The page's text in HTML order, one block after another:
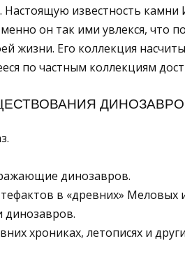
известность камни
он так ими увлекся, что
жизни. Его коллекция
по частным коллекциям
динозавров.
в «древних» Меловых
динозавров.
хрониках, летописях и